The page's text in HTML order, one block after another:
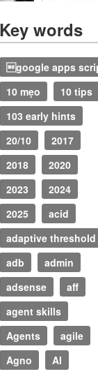
Key words
google apps
10 mẹo
10 tips
103 early hints
20/10
2017
2018
2020
2023
2024
2025
acid
adaptive threshold
adb
admin
adsense
aff
agent skills
Agents
agile
Agno
AI